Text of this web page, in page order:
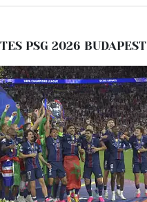
PSG 2026 BUDAPEST